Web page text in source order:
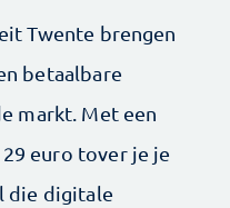
Twente brengen
betaalbare
markt. Met een
euro tover je je
die digitale